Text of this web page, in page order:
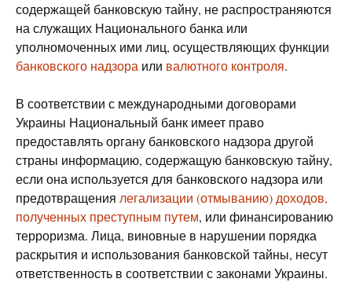
содержащей банковскую тайну, не распространяются
на служащих Национального банка или
уполномоченных ими лиц, осуществляющих функции
банковского надзора или валютного контроля.
В соответствии с международными договорами
Украины Национальный банк имеет право
предоставлять органу банковского надзора другой
страны информацию, содержащую банковскую тайну,
если она используется для банковского надзора или
предотвращения легализации (отмыванию) доходов,
полученных преступным путем, или финансированию
терроризма. Лица, виновные в нарушении порядка
раскрытия и использования банковской тайны, несут
ответственность в соответствии с законами Украины.